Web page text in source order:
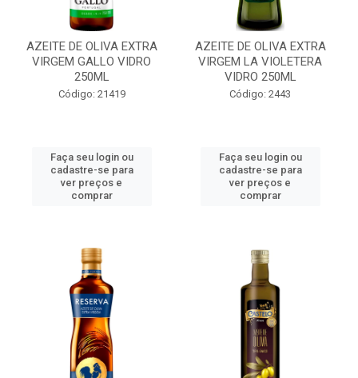
AZEITE DE OLIVA EXTRA
VIRGEM GALLO VIDRO
250ML
Código: 21419
Faça seu login ou
cadastre-se para
ver preços e
comprar
AZEITE DE OLIVA EXTRA
VIRGEM LA VIOLETERA
VIDRO 250ML
Código: 2443
Faça seu login ou
cadastre-se para
ver preços e
comprar